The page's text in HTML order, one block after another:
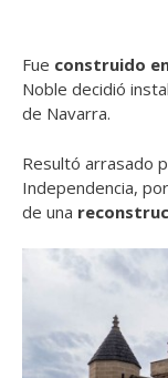
Fue construido
Noble decidió
de Navarra.
Resultó arrasado
Independencia,
de una